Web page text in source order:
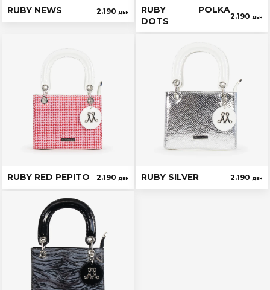
RUBY NEWS 2.190 ДЕН
RUBY POLKA
DOTS
2.190 ДЕН
RUBY RED PEPITO 2.190 ДЕН RUBY SILVER 2.190 ДЕН